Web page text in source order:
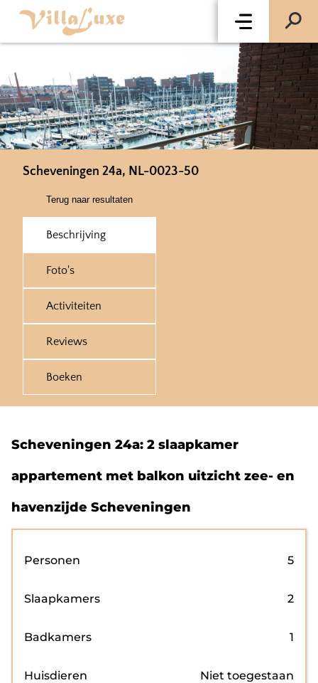
Scheveningen 24a, NL-0023-50
Terug naar resultaten
Beschrijving
Foto's
Activiteiten
Reviews
Boeken
Scheveningen 24a: 2 slaapkamer
appartement met balkon uitzicht zee- en
havenzijde Scheveningen
Personen 5
Slaapkamers 2
Badkamers 1
Huisdieren Niet toegestaan